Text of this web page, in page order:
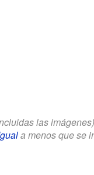
las
a menos que se